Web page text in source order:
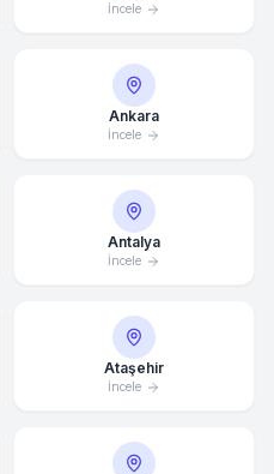
İncele
Ankara
İncele
Antalya
İncele
Ataşehir
İncele